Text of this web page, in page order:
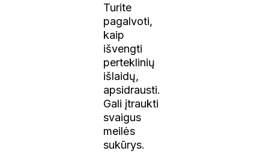
Turite
pagalvoti,
kaip
išvengti
perteklinių
išlaidų,
apsidrausti.
Gali įtraukti
svaigus
meilės
sukūrys.